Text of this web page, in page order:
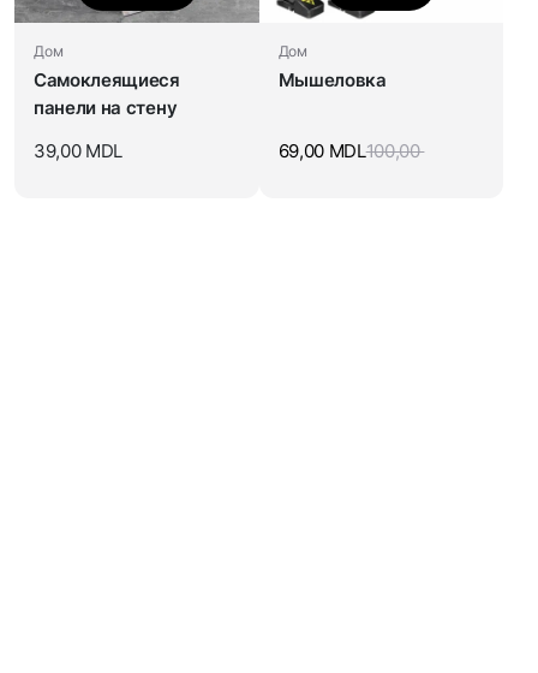
Дом
Cамоклеящиеся
панели на стену
39,00 MDL
Дом
Мышеловка
100,00
69,00 MDL